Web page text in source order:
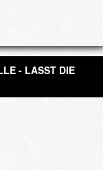
- LASST DIE